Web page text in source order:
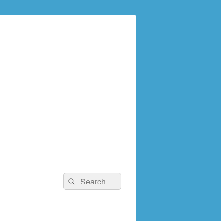
検
索:
検
索